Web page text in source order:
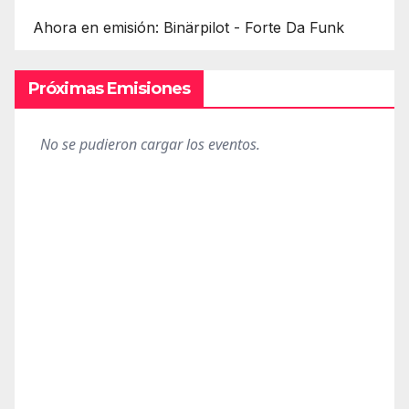
Ahora en emisión: Binärpilot - Forte Da Funk
Próximas Emisiones